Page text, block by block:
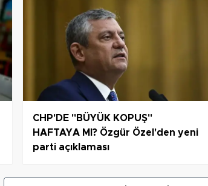
CHP'DE "BÜYÜK KOPUŞ"
HAFTAYA MI? Özgür Özel'den yeni
parti açıklaması